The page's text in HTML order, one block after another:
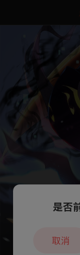
本章节
是否
取消